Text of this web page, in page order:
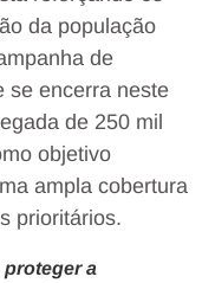
da população
de
se encerra neste
de 250 mil
objetivo
ampla cobertura
prioritários.
a